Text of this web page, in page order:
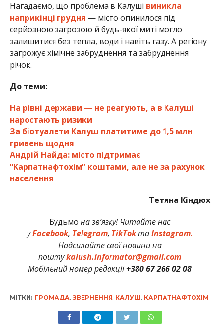
Нагадаємо, що проблема в Калуші виникла
наприкінці грудня — місто опинилося під
серйозною загрозою й будь-якої миті могло
залишитися без тепла, води і навіть газу. А регіону
загрожує хімічне забруднення та забруднення
річок.
До теми:
На рівні держави — не реагують, а в Калуші
наростають ризики
За біотуалети Калуш платитиме до 1,5 млн
гривень щодня
Андрій Найда: місто підтримає
“Карпатнафтохім” коштами, але не за рахунок
населення
Тетяна Кіндюх
Будьмо на зв’язку! Читайте нас
уFacebook, Telegram, TikTokтаInstagram.
Надсилайте свої новини на
поштуkalush.informator@gmail.com
Мобільний номер редакції+380 67 266 02 08
МІТКИ: ГРОМАДА, ЗВЕРНЕННЯ, КАЛУШ, КАРПАТНАФТОХІМ